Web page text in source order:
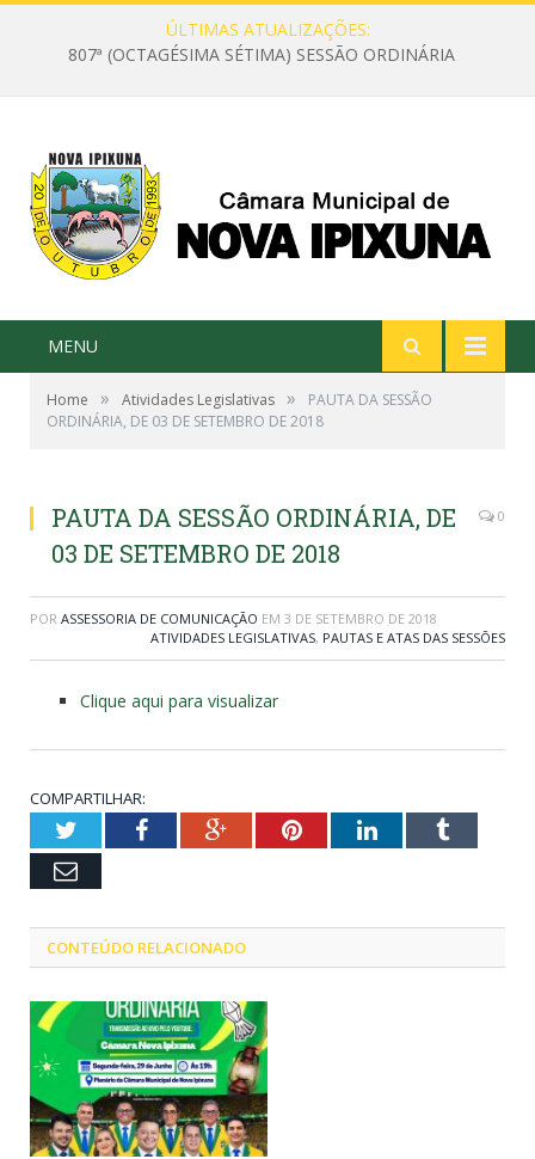
ÚLTIMAS ATUALIZAÇÕES:
807ª (OCTAGÉSIMA SÉTIMA) SESSÃO ORDINÁRIA
MENU
Home » Atividades Legislativas »
PAUTA DA SESSÃO
ORDINÁRIA, DE 03 DE SETEMBRO DE 2018
PAUTA DA SESSÃO ORDINÁRIA, DE
03 DE SETEMBRO DE 2018
0
POR ASSESSORIA DE COMUNICAÇÃO EM 3 DE SETEMBRO DE 2018
ATIVIDADES LEGISLATIVAS, PAUTAS E ATAS DAS SESSÕES
Clique aqui para visualizar
COMPARTILHAR:
TwitterFacebookGoogle+PinterestLinkedInTumblr
Email
CONTEÚDO RELACIONADO